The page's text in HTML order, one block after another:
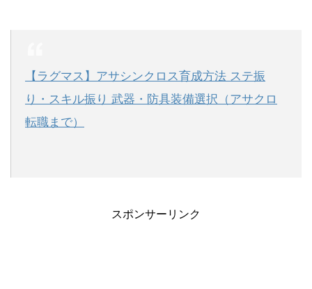
【ラグマス】アサシンクロス育成方法 ステ振
り・スキル振り 武器・防具装備選択（アサクロ
転職まで）
スポンサーリンク